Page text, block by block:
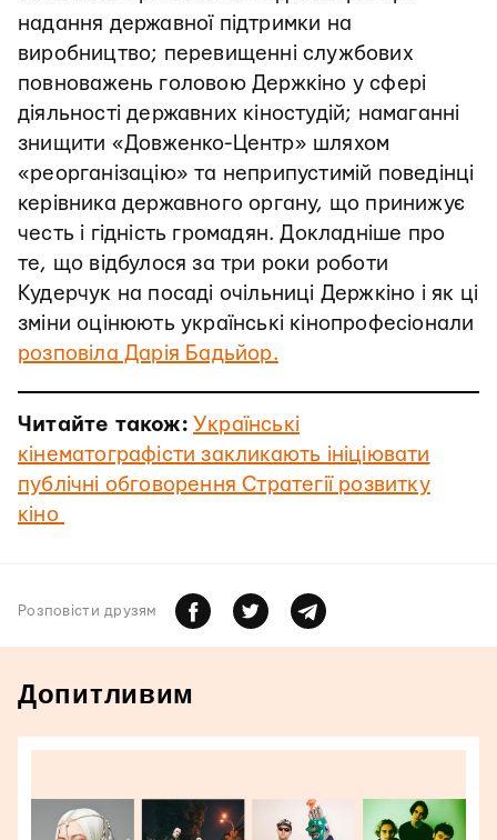
надання державної підтримки на
виробництво; перевищенні службових
повноважень головою Держкіно у сфері
діяльності державних кіностудій; намаганні
знищити «Довженко-Центр» шляхом
«реорганізацію» та неприпустимій поведінці
керівника державного органу, що принижує
честь і гідність громадян. Докладніше про
те, що відбулося за три роки роботи
Кудерчук на посаді очільниці Держкіно і як ці
зміни оцінюють українські кінопрофесіонали
розповіла Дарія Бадьйор.
Читайте також: Українські
кінематографісти закликають ініціювати
публічні обговорення Стратегії розвитку
кіно
Розповiсти друзям
Допитливим